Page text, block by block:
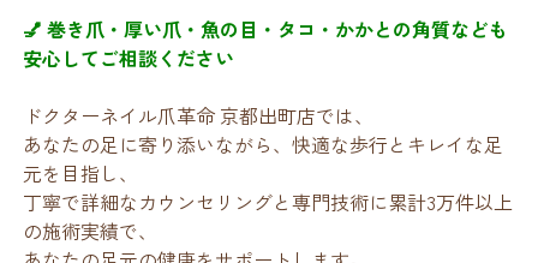
💅 巻き爪・厚い爪・魚の目・タコ・かかとの角質なども
安心してご相談ください
ドクターネイル爪革命 京都出町店では、
あなたの足に寄り添いながら、快適な歩行とキレイな足
元を目指し、
丁寧で詳細なカウンセリングと専門技術に累計3万件以上
の施術実績で、